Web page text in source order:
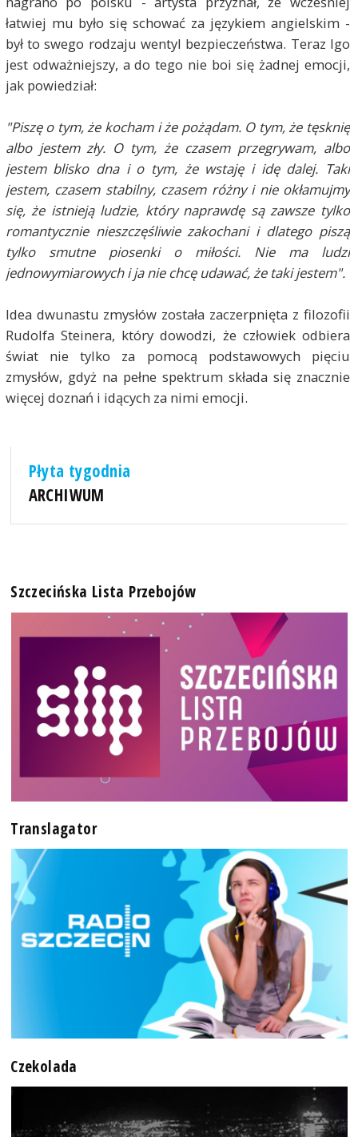
łatwiej mu było się schować za językiem angielskim -
był to swego rodzaju wentyl bezpieczeństwa. Teraz Igo
jest odważniejszy, a do tego nie boi się żadnej emocji,
jak powiedział:
"Piszę o tym, że kocham i że pożądam. O tym, że tęsknię
albo jestem zły. O tym, że czasem przegrywam, albo
jestem blisko dna i o tym, że wstaję i idę dalej. Taki
jestem, czasem stabilny, czasem różny i nie okłamujmy
się, że istnieją ludzie, który naprawdę są zawsze tylko
romantycznie nieszczęśliwie zakochani i dlatego piszą
tylko smutne piosenki o miłości. Nie ma ludzi
jednowymiarowych i ja nie chcę udawać, że taki jestem".
Idea dwunastu zmysłów została zaczerpnięta z filozofii
Rudolfa Steinera, który dowodzi, że człowiek odbiera
świat nie tylko za pomocą podstawowych pięciu
zmysłów, gdyż na pełne spektrum składa się znacznie
więcej doznań i idących za nimi emocji.
Płyta tygodnia
ARCHIWUM
Szczecińska Lista Przebojów
Translagator
Czekolada